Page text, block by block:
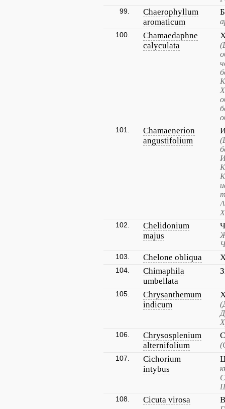
99.
Chaerophyllum
aromaticum
100.
Chamaedaphne
calyculata
101.
Chamaenerion
angustifolium
102.
Chelidonium
majus
103. Chelone obliqua
104.
Chimaphila
umbellata
105.
Chrysanthemum
indicum
106.
Chrysosplenium
alternifolium
107.
Cichorium
intybus
108. Cicuta virosa